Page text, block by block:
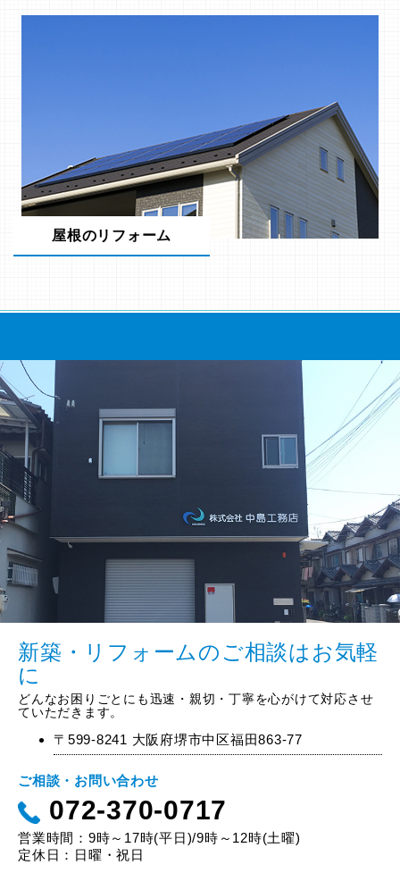
屋根のリフォーム
新築・リフォームのご相談はお気軽
に
どんなお困りごとにも迅速・親切・丁寧を心がけて対応させ
ていただきます。
〒599-8241 大阪府堺市中区福田863-77
ご相談・お問い合わせ
072-370-0717
営業時間：9時～17時(平日)/9時～12時(土曜)
定休日：日曜・祝日